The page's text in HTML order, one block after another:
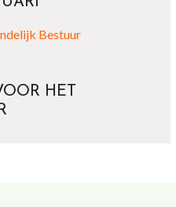
HET